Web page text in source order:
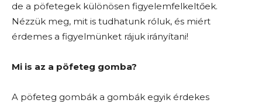
de a pöfetegek különösen figyelemfelkeltőek.
Nézzük meg, mit is tudhatunk róluk, és miért
érdemes a figyelmünket rájuk irányítani!
Mi is az a pöfeteg gomba?
A pöfeteg gombák a gombák egyik érdekes